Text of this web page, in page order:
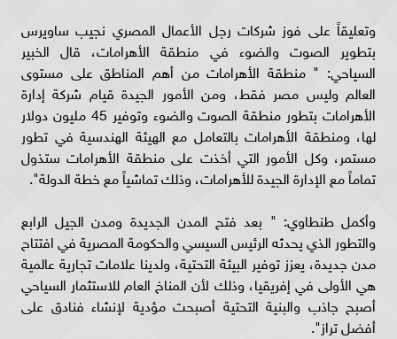
وتعليقاً على فوز شركات رجل الأعمال المصري نجيب ساويرس
بتطوير الصوت والضوء في منطقة الأهرامات، قال الخبير
السياحي: " منطقة الأهرامات من أهم المناطق على مستوى
العالم وليس مصر فقط، ومن الأمور الجيدة قيام شركة إدارة
الأهرامات بتطور منطقة الصوت والضوء وتوفير 45 مليون دولار
لها، ومنطقة الأهرامات بالتعامل مع الهيئة الهندسية في تطور
مستمر، وكل الأمور التي أخذت على منطقة الأهرامات ستذول
تماماً مع الإدارة الجيدة للأهرامات، وذلك تماشياً مع خطة الدولة".
وأكمل طنطاوي: " بعد فتح المدن الجديدة ومدن الجيل الرابع
والتطور الذي يحدثه الرئيس السيسي والحكومة المصرية في افتتاح
مدن جديدة، يعزز توفير البيئة التحتية، ولدينا علامات تجارية عالمية
هي الأولى في إفريقيا، وذلك لأن المناخ العام للاستثمار السياحي
أصبح جاذب والبنية التحتية أصبحت مؤدية لإنشاء فنادق على
أفضل تراز".